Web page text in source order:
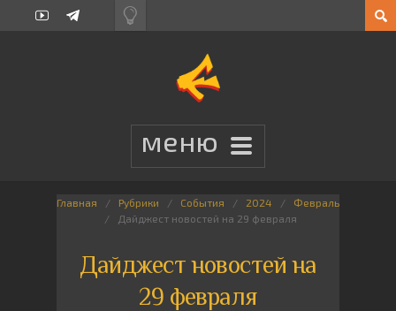
Главная Рубрики События 2024
Февраль
Дайджест новостей на 29 февраля
Дайджест новостей на
29 февраля